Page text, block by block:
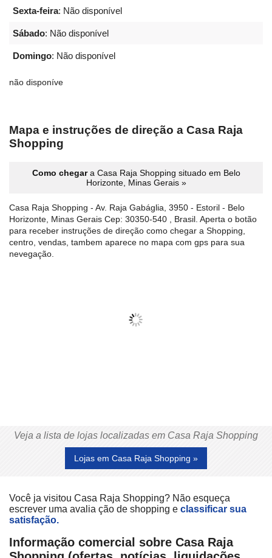
Sexta-feira: Não disponível
Sábado: Não disponível
Domingo: Não disponível
não disponíve
Mapa e instruções de direção a Casa Raja
Shopping
Como chegara Casa Raja Shopping situado em Belo
Horizonte, Minas Gerais »
Casa Raja Shopping - Av. Raja Gabáglia, 3950 - Estoril - Belo
Horizonte, Minas Gerais Cep: 30350-540 , Brasil. Aperta o botão
para receber instruções de direção como chegar a Shopping,
centro, vendas, tambem aparece no mapa com gps para sua
nevegação.
Veja a lista de lojas localizadas em Casa Raja Shopping
Lojas em Casa Raja Shopping »
Você ja visitou Casa Raja Shopping? Não esqueça
escrever uma avalia ção de shopping e classificar sua
satisfação.
Informação comercial sobre Casa Raja